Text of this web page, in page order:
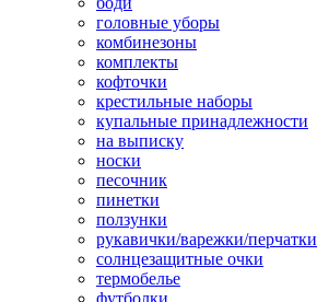
головные уборы
комбинезоны
комплекты
кофточки
крестильные наборы
купальные принадлежности
на выписку
носки
песочник
пинетки
ползунки
рукавички/варежки/перчатки
солнцезащитные очки
термобелье
футболки